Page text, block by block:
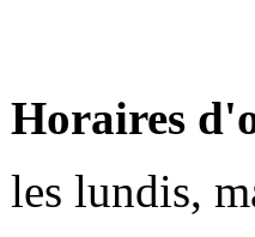
Horaires
les lundis,